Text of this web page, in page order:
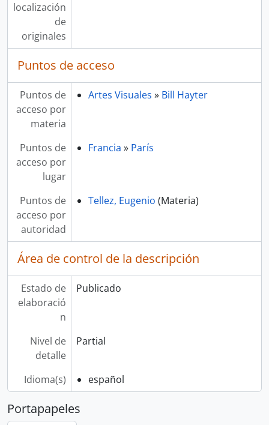
localización
de
originales
Puntos de acceso
Puntos de
acceso por
materia
Artes Visuales » Bill Hayter
Puntos de
acceso por
lugar
Francia » París
Puntos de
acceso por
autoridad
Tellez, Eugenio (Materia)
Área de control de la descripción
Estado de
elaboració
n
Publicado
Nivel de
detalle
Partial
Idioma(s) español
Portapapeles